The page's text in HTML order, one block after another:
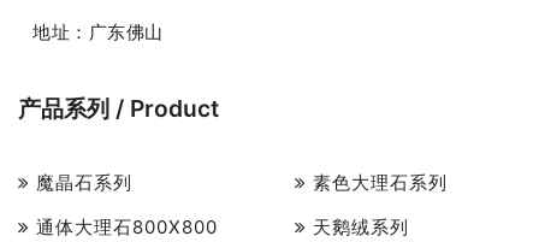
地址：广东佛山
产品系列 / Product
魔晶石系列
通体大理石800X800
素色大理石系列
天鹅绒系列